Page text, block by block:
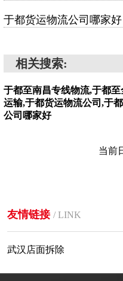
于都货运物流公司哪家好
相关搜索:
于都至南昌专线物流,于都
运输,于都货运物流公司,于
公司哪家好
当前
友情链接 / LINK
武汉店面拆除